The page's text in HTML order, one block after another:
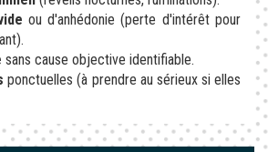
ou d'anhédonie (perte d'intérêt pour
sans cause objective identifiable.
ponctuelles (à prendre au sérieux si elles